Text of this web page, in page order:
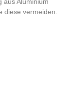
diese vermeiden.